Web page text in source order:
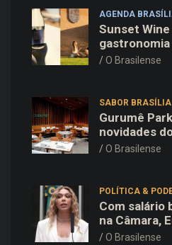
AGENDA
Sunset
Vinícola
O Brasilense
SABOR BRASÍLIA
Gurumê
novidades
25% de
O Brasilense
POLÍTICA &
Com salário
na Câmara,
patrimônio
O Brasilense